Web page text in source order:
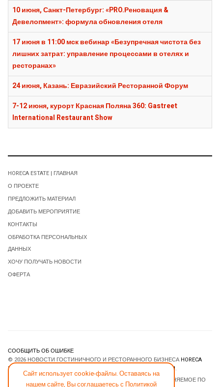
10 июня, Санкт-Петербург: «PRO.Реновация &
Девелопмент»: формула обновления отеля
17 июня в 11:00 мск вебинар «Безупречная чистота без
лишних затрат: управление процессами в отелях и
ресторанах»
24 июня, Казань: Евразийский Ресторанной Форум
7-12 июня, курорт Красная Поляна 360: Gastreet
International Restaurant Show
Сайт использует cookie-файлы. Оставаясь на
нашем сайте, Вы соглашаетесь с Политикой
HORECA ESTATE | ГЛАВНАЯ
О ПРОЕКТЕ
ПРЕДЛОЖИТЬ МАТЕРИАЛ
ДОБАВИТЬ МЕРОПРИЯТИЕ
КОНТАКТЫ
ОБРАБОТКА ПЕРСОНАЛЬНЫХ
ДАННЫХ
ХОЧУ ПОЛУЧАТЬ НОВОСТИ
ОФЕРТА
СООБЩИТЬ ОБ ОШИБКЕ
© 2026 НОВОСТИ ГОСТИНИЧНОГО И РЕСТОРАННОГО БИЗНЕСА HORECA
ESTATE
JOOMLART.COM.
- ПРОГРАММНОЕ ОБЕСПЕЧЕНИЕ, РАСПРОСТРАНЯЕМОЕ ПО